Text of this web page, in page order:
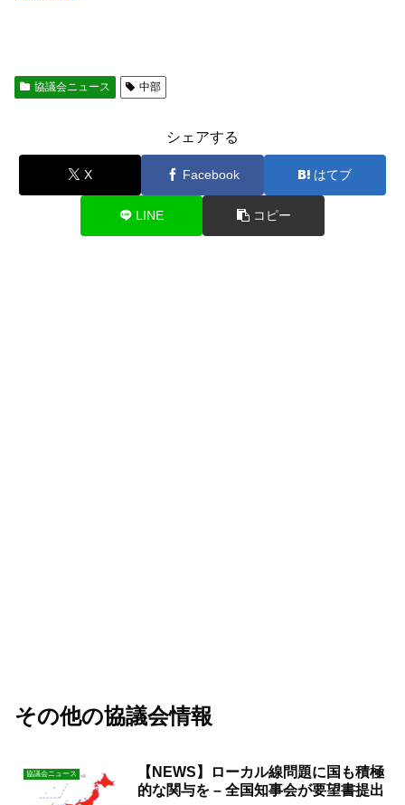
協議会ニュース 中部
シェアする
X Facebook はてブ
LINE コピー
その他の協議会情報
協議会ニュース
【NEWS】ローカル線問題に国も積極
的な関与を – 全国知事会が要望書提出